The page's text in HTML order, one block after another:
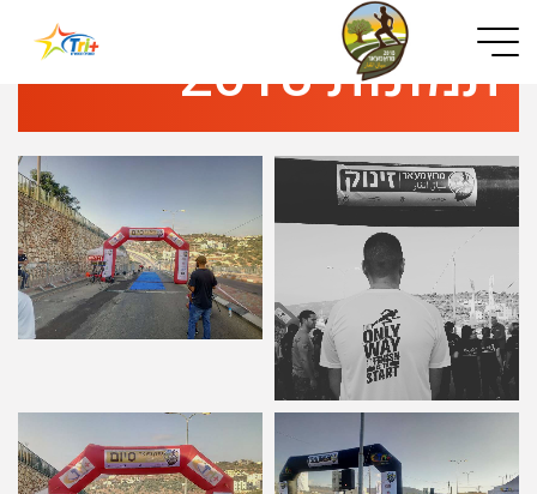
Button used only for devices with a small screen
תמונות 2018